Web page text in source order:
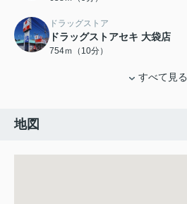
ドラッグストア
ドラッグストアセキ 大袋店
754ｍ（10分）
すべて見る
地図